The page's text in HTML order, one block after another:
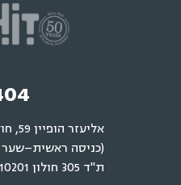
אליעזר הופיין 59, חולון
(כניסה
ת"ד 305 חולון 5810201